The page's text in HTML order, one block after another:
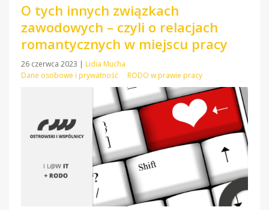
O tych innych związkach
zawodowych – czyli o relacjach
romantycznych w miejscu pracy
26 czerwca 2023 | Lidia Mucha
Dane osobowe i prywatność
RODO w prawie pracy